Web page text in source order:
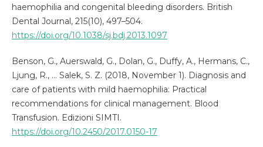
haemophilia and congenital bleeding disorders. British
Dental Journal, 215(10), 497–504.
https://doi.org/10.1038/sj.bdj.2013.1097
Benson, G., Auerswald, G., Dolan, G., Duffy, A., Hermans, C.,
Ljung, R., … Salek, S. Z. (2018, November 1). Diagnosis and
care of patients with mild haemophilia: Practical
recommendations for clinical management. Blood
Transfusion. Edizioni SIMTI.
https://doi.org/10.2450/2017.0150-17